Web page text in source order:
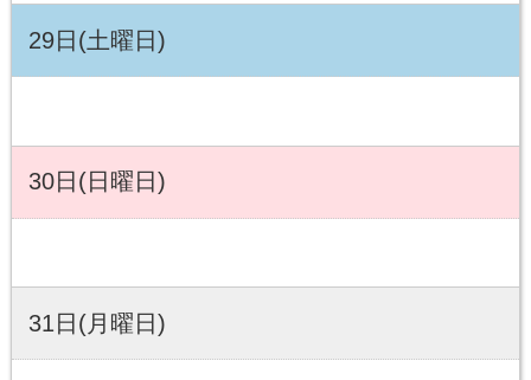
29日(土曜日)
30日(日曜日)
31日(月曜日)